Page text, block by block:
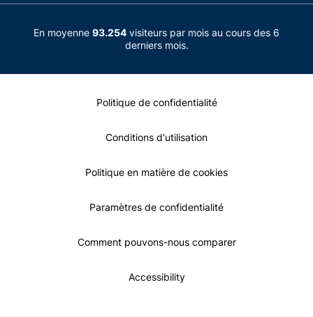
En moyenne 93.254 visiteurs par mois au cours des 6
derniers mois.
Politique de confidentialité
Conditions d'utilisation
Politique en matière de cookies
Paramètres de confidentialité
Comment pouvons-nous comparer
Accessibility